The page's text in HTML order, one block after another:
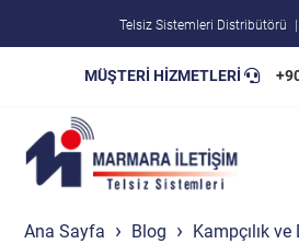
Telsiz Sistemleri Distribütörü
MÜŞTERİ HİZMETLERİ
Ana Sayfa Blog
Kampçılık